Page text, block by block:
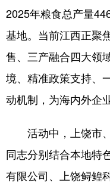
2025年粮食总产量
基地。当前江西正聚
售、三产融合四大领
境、精准政策支持、
动机制，为海内外企
活动中，上饶市、
同志分别结合本地特
有限公司、上饶鲟鳇